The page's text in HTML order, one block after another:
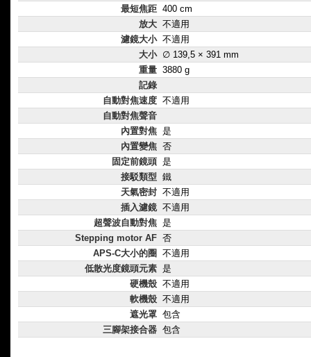
最短焦距 400 cm
放大 不適用
濾鏡大小 不適用
大小 ∅ 139,5 × 391 mm
重量 3880 g
記錄
自動對焦速度 不適用
自動對焦聲音
內置對焦 是
內置變焦 否
固定前鏡頭 是
接駁類型 鐵
天氣密封 不適用
插入濾鏡 不適用
超聲波自動對焦 是
Stepping motor AF 否
APS-C大小的圈
不適用
低散光度鏡頭元素 是
硬機殼 不適用
軟機殼 不適用
遮光罩 包含
三腳架接合器 包含